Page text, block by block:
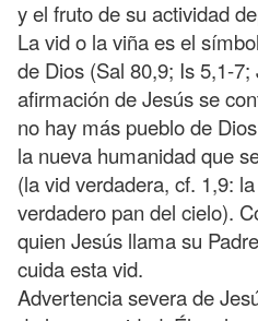
y el fruto de su actividad
La vid o la viña es el
de Dios (Sal 80,9; Is 5,1-
afirmación de Jesús se
no hay más pueblo de
la nueva humanidad que
(la vid verdadera, cf. 1,9:
verdadero pan del cielo).
quien Jesús llama su
cuida esta vid.
Advertencia severa de